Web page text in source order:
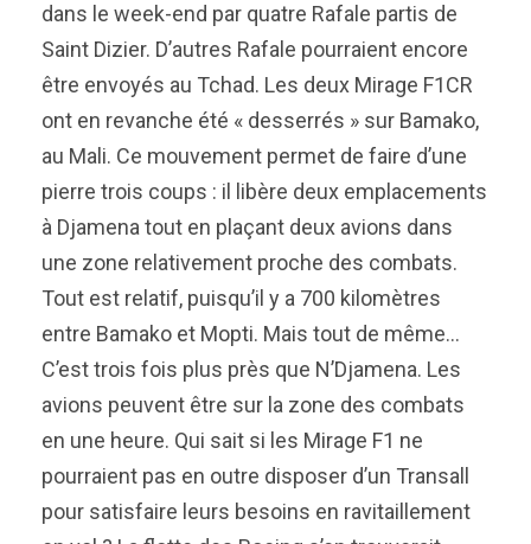
dans le week-end par quatre Rafale partis de
Saint Dizier. D’autres Rafale pourraient encore
être envoyés au Tchad. Les deux Mirage F1CR
ont en revanche été « desserrés » sur Bamako,
au Mali. Ce mouvement permet de faire d’une
pierre trois coups : il libère deux emplacements
à Djamena tout en plaçant deux avions dans
une zone relativement proche des combats.
Tout est relatif, puisqu’il y a 700 kilomètres
entre Bamako et Mopti. Mais tout de même…
C’est trois fois plus près que N’Djamena. Les
avions peuvent être sur la zone des combats
en une heure. Qui sait si les Mirage F1 ne
pourraient pas en outre disposer d’un Transall
pour satisfaire leurs besoins en ravitaillement